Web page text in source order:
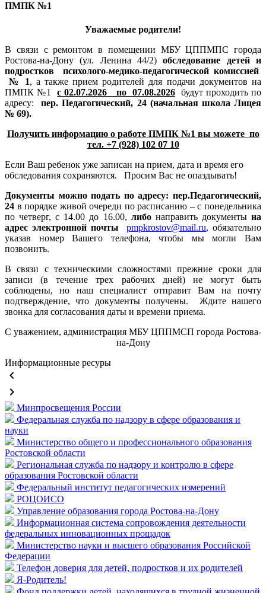
ПМПК №1
Уважаемые родители!
В связи с ремонтом в помещении МБУ ЦППМПС города
Ростова-на-Дону (ул. Ленина 44/2)обследование детей и
подростков психолого-медико-педагогической комиссией
№ 1, а также прием родителей для подачи документов на
ПМПК №1с 02.07.2026 по 07.08.2026будут проходить по
адресу:пер. Педагогический, 24 (начальная школа Лицея
№ 69).
Получить информацию о работе ПМПК №1 вы можете по
тел. +7 (928) 102 07 10
Если Ваш ребенок уже записан на прием, дата и время его
обследования сохраняются. Просим Вас не опаздывать!
Документы можно подать по адресу: пер.Педагогический,
24 в порядке живой очереди по расписанию – с понедельника
по четверг, с 14.00 до 16.00, либонаправить документына
адрес электронной почты
pmpkrostov@mail.ru, обязательно
указав номер Вашего телефона, чтобы мы могли Вам
позвонить.
В связи с техническими сложностями прежние сроки для
записи (в течение трех рабочих дней) не могут быть
соблюдены, но наш специалист отправит Вам на почту
подтверждение, что документы получены. Ждите нашего
звонка для согласования даты и времени приема.
С уважением, администрация МБУ ЦППМСП города Ростова-
на-Дону
Информационные ресуры
keyboard_arrow_left
keyboard_arrow_right
Минпросвещения России
Федеральная служба по надзору в сфере образования и
науки
Министерство общего и профессионального образования
Ростовской области
Региональная служба по надзору и контролю в сфере
образования Ростовской области
Федеральный институт педагогических измерений
РОЦОИСО
Управление образования города Ростова-на-Дону
Информационная система сопровождения деятельности
федеральных инновационных прощадок
Министерство науки и высшего образования Российской
Федерации
Телефон доверия для детей, подростков и их родителей
Я-Родитель!